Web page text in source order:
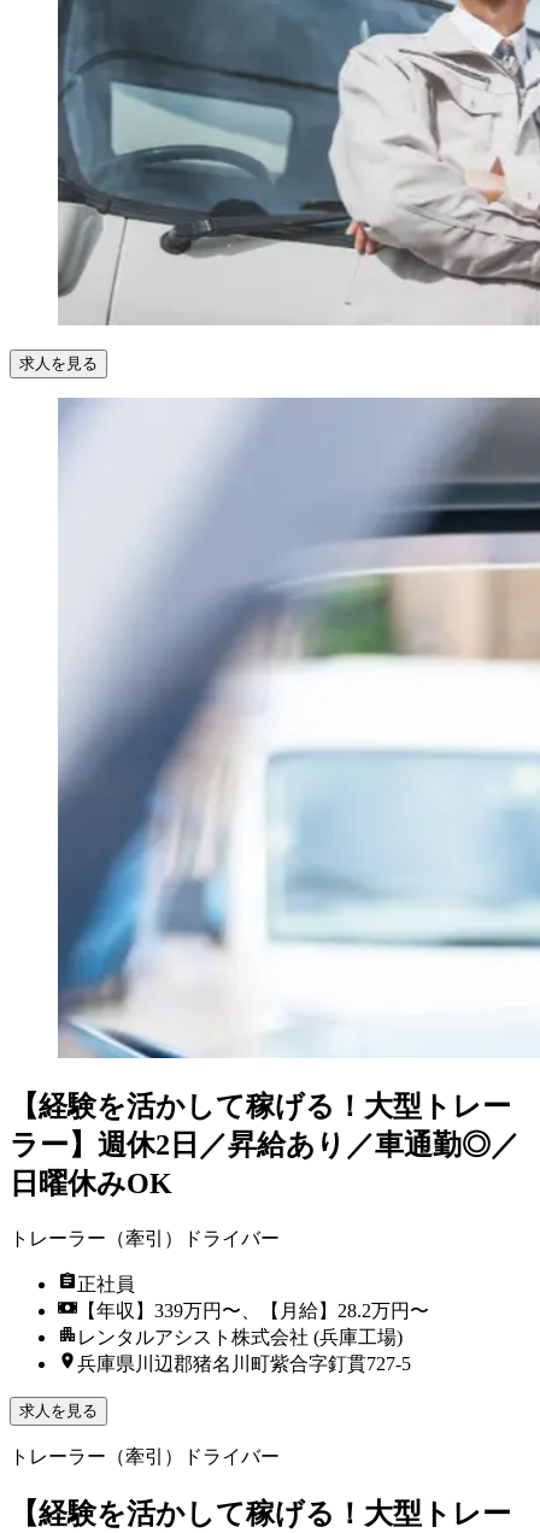
求人を見る
【経験を活かして稼げる！大型トレー
ラー】週休2日／昇給あり／車通勤◎／
日曜休みOK
トレーラー（牽引）ドライバー
正社員
【年収】339万円〜、【月給】28.2万円〜
レンタルアシスト株式会社 (兵庫工場)
兵庫県川辺郡猪名川町紫合字釘貫727-5
求人を見る
トレーラー（牽引）ドライバー
【経験を活かして稼げる！大型トレー